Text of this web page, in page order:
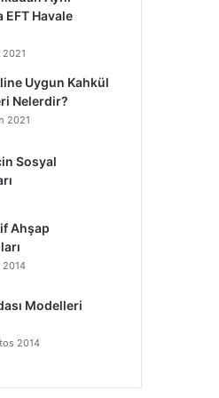
EFT Havale
2021
Uygun Kahkül
Nelerdir?
2021
Sosyal
Ahşap
2014
Modelleri
2014